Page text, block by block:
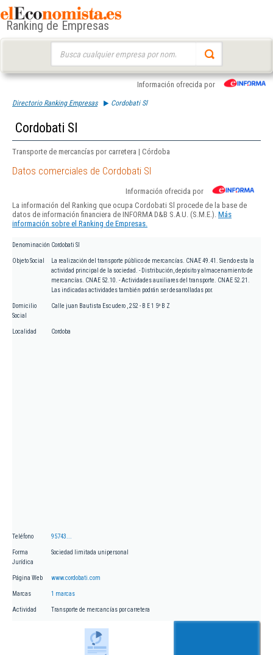
Ranking de Empresas
Información ofrecida por
Directorio Ranking Empresas Cordobati Sl
Cordobati Sl
Transporte de mercancías por carretera | Córdoba
Datos comerciales de Cordobati Sl
Información ofrecida por
La información del Ranking que ocupa Cordobati Sl procede de la base de
datos de información financiera de INFORMA D&B S.A.U. (S.M.E.). Más
información sobre el Ranking de Empresas.
Denominación Cordobati Sl
Objeto Social
La realización del transporte público de mercancías. CNAE 49.41. Siendo esta la
actividad principal de la sociedad. - Distribución, depósito y almacenamiento de
mercancías. CNAE 52.10. - Actividades auxiliares del transporte. CNAE 52.21.
Las indicadas actividades también podrán ser desarrolladas por.
Domicilio
Social
Calle juan Bautista Escudero , 252 - B E 1 5º B Z
Localidad Cordoba
Teléfono 95743...
Forma
Jurídica
Sociedad limitada unipersonal
Página Web www.cordobati.com
Marcas 1 marcas
Actividad Transporte de mercancías por carretera